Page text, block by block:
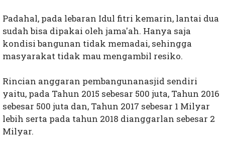
Padahal, pada lebaran Idul fitri kemarin, lantai dua
sudah bisa dipakai oleh jama'ah. Hanya saja
kondisi bangunan tidak memadai, sehingga
masyarakat tidak mau mengambil resiko.
Rincian anggaran pembangunanasjid sendiri
yaitu, pada Tahun 2015 sebesar 500 juta, Tahun 2016
sebesar 500 juta dan, Tahun 2017 sebesar 1 Milyar
lebih serta pada tahun 2018 dianggarlan sebesar 2
Milyar.